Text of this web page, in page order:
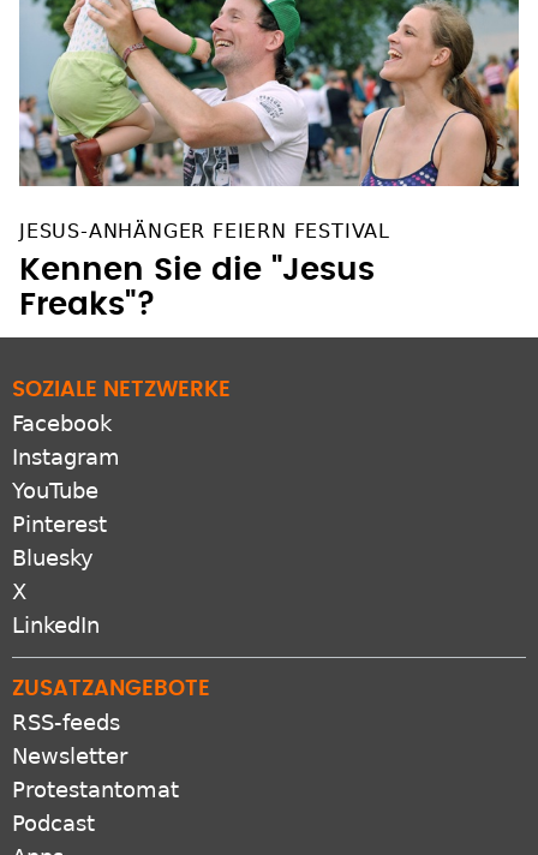
JESUS-ANHÄNGER FEIERN FESTIVAL
Kennen Sie die "Jesus
Freaks"?
SOZIALE NETZWERKE
Facebook
Instagram
YouTube
Pinterest
Bluesky
X
LinkedIn
ZUSATZANGEBOTE
RSS-feeds
Newsletter
Protestantomat
Podcast